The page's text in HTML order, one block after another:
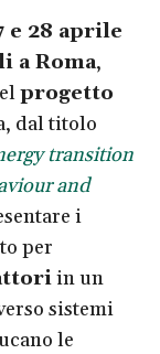
e 28 aprile
a Roma,
progetto
dal titolo
transition
and
i
per
in un
sistemi
le